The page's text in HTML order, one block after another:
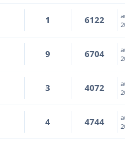
1 6122
9 6704
3 4072
4 4744